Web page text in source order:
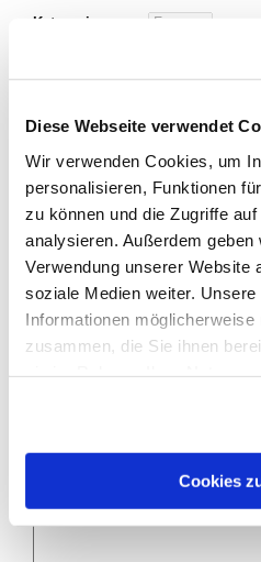
Diese Webseite verwendet
Wir verwenden Cookies, um
personalisieren, Funktionen
zu können und die Zugriffe
analysieren. Außerdem
Verwendung unserer Website
soziale Medien weiter.
Informationen möglicherweise
zusammen, die Sie ihnen
Sie unsere Webseite
Cookies
Kategorie:
Nachricht: